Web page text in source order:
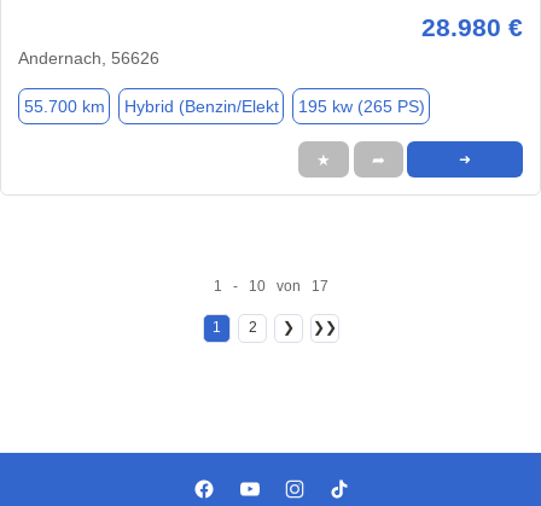
28.980 €
Andernach, 56626
55.700 km Hybrid (Benzin/Elekt 195 kw (265 PS)
★ ➦ ➜
1 - 10 von 17
1 2 ❯ ❯❯